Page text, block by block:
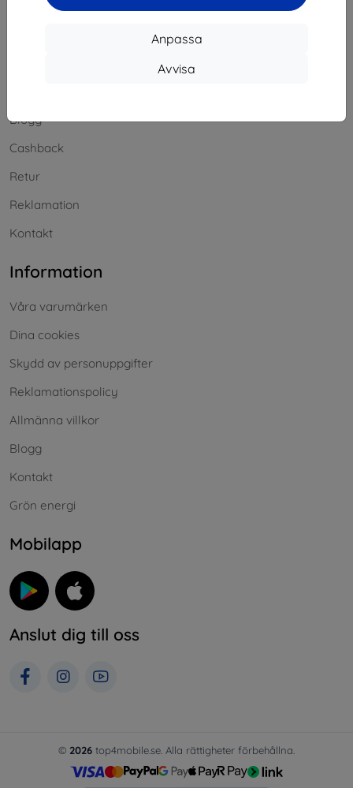
Anpassa
Avvisa
Blogg
Cashback
Retur
Reklamation
Kontakt
Information
Våra varumärken
Dina cookies
Skydd av personuppgifter
Reklamationspolicy
Allmänna villkor
Blogg
Kontakt
Grön energi
Mobilapp
Anslut dig till oss
© 2026 top4mobile.se. Alla rättigheter förbehållna.